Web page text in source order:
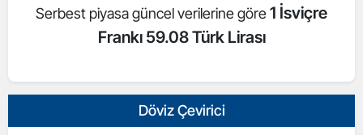
Serbest piyasa güncel verilerine göre 1 İsviçre
Frankı 59.08 Türk Lirası
Döviz Çevirici